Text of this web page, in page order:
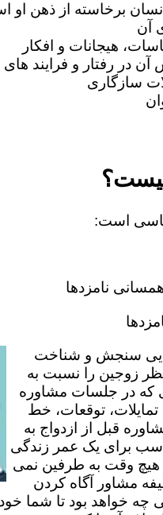
برخاسته از ذهن
آن
هیجانات و افکار
در رفتار و فرایند های
سازگاری
سنجش و شناخت
زوجین را نسبت به
که در جلسات مشاوره
توقعات، خط
قبل از ازدواج به
برای یک عمر زندگی
هیچ وقت به طرفین نمی
مشاور آگاه کردن
چه خواهد بود تا شما